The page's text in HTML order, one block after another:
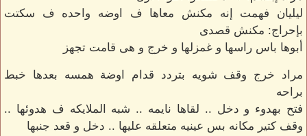
ليليان فهمت إنه مكنش معاها ف اوضه واحده ف سكتت
بإحراج: مكنش قصدى
أبوها باس راسها و غمزلها و خرج و هى قامت تجهز
مراد خرج وقف شويه بتردد قدام اوضة همسه بعدها خبط
براحه
فتح بهدوء و دخل .. لقاها نايمه .. شبه الملايكه ف هدوئها ..
وقف كتير مكانه بس عينيه متعلقه عليها .. دخل و قعد جنبها